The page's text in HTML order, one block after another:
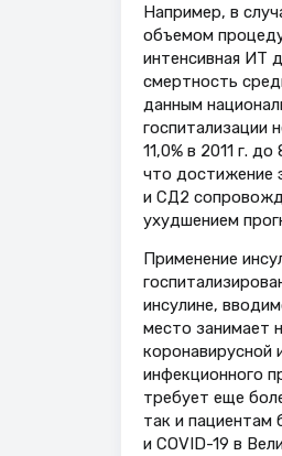
Например, в
объемом
интенсивная ИТ
смертность
данным
госпитализации
11,0% в 2011 г.
что достижение
и СД2
ухудшением
Применение
инсулине,
место занимает
коронавирусной
инфекционного
требует еще
так и пациентам
и COVID-19 в